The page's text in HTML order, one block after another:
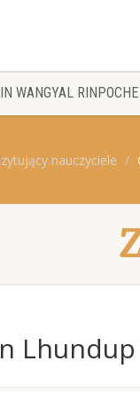
WANGYAL RINPOCHE
nauczyciele